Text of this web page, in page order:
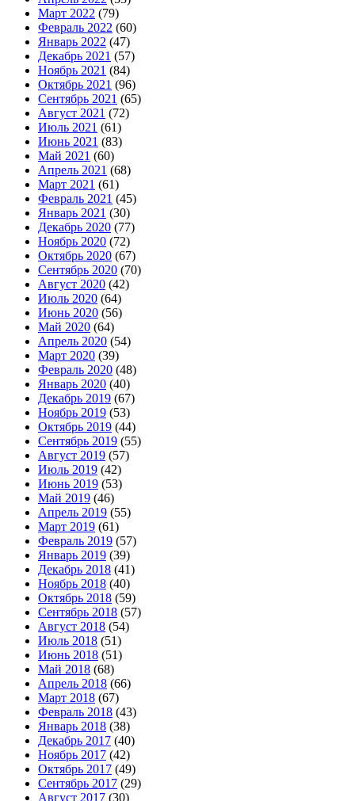
Март 2022 (79)
Февраль 2022 (60)
Январь 2022 (47)
Декабрь 2021 (57)
Ноябрь 2021 (84)
Октябрь 2021 (96)
Сентябрь 2021 (65)
Август 2021 (72)
Июль 2021 (61)
Июнь 2021 (83)
Май 2021 (60)
Апрель 2021 (68)
Март 2021 (61)
Февраль 2021 (45)
Январь 2021 (30)
Декабрь 2020 (77)
Ноябрь 2020 (72)
Октябрь 2020 (67)
Сентябрь 2020 (70)
Август 2020 (42)
Июль 2020 (64)
Июнь 2020 (56)
Май 2020 (64)
Апрель 2020 (54)
Март 2020 (39)
Февраль 2020 (48)
Январь 2020 (40)
Декабрь 2019 (67)
Ноябрь 2019 (53)
Октябрь 2019 (44)
Сентябрь 2019 (55)
Август 2019 (57)
Июль 2019 (42)
Июнь 2019 (53)
Май 2019 (46)
Апрель 2019 (55)
Март 2019 (61)
Февраль 2019 (57)
Январь 2019 (39)
Декабрь 2018 (41)
Ноябрь 2018 (40)
Октябрь 2018 (59)
Сентябрь 2018 (57)
Август 2018 (54)
Июль 2018 (51)
Июнь 2018 (51)
Май 2018 (68)
Апрель 2018 (66)
Март 2018 (67)
Февраль 2018 (43)
Январь 2018 (38)
Декабрь 2017 (40)
Ноябрь 2017 (42)
Октябрь 2017 (49)
Сентябрь 2017 (29)
Август 2017 (30)